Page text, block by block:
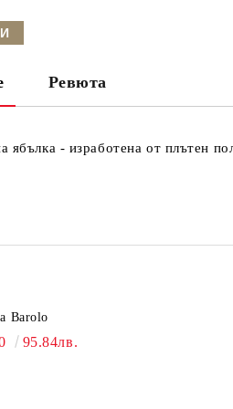
Ревюта
ябълка - изработена от плътен
Barolo
95.84лв.